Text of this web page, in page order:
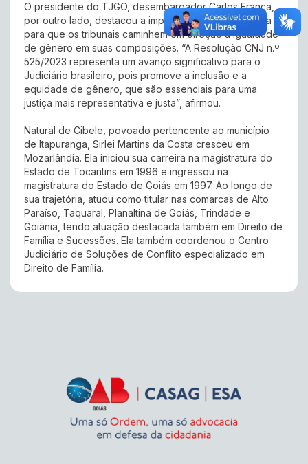
O presidente do TJGO, desembargador Carlos França,
por outro lado, destacou a importância da nova norma
para que os tribunais caminhem em direção à igualdade
de gênero em suas composições. “A Resolução CNJ n.º
525/2023 representa um avanço significativo para o
Judiciário brasileiro, pois promove a inclusão e a
equidade de gênero, que são essenciais para uma
justiça mais representativa e justa”, afirmou.
Natural de Cibele, povoado pertencente ao município
de Itapuranga, Sirlei Martins da Costa cresceu em
Mozarlândia. Ela iniciou sua carreira na magistratura do
Estado de Tocantins em 1996 e ingressou na
magistratura do Estado de Goiás em 1997. Ao longo de
sua trajetória, atuou como titular nas comarcas de Alto
Paraíso, Taquaral, Planaltina de Goiás, Trindade e
Goiânia, tendo atuação destacada também em Direito de
Família e Sucessões. Ela também coordenou o Centro
Judiciário de Soluções de Conflito especializado em
Direito de Família.